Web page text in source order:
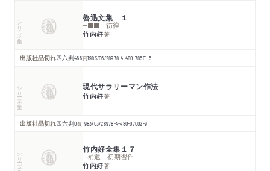
シリーズ・全集 魯迅文集 １
─■■ 彷徨
竹内好著
出版社品切れ四六判466頁1983/06/28978-4-480-78501-5
シリーズ・全集 現代サラリーマン作法
竹内好著
出版社品切れ四六判0頁1983/03/28978-4-480-07002-9
シリーズ・全集 竹内好全集１７
─補遺 初期習作
竹内好著